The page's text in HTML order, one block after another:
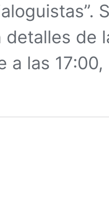
detalles de
a las